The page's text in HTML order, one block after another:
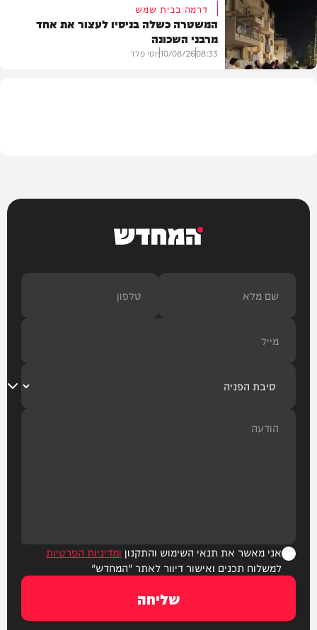
חדשות
דרמה בבית שמש
המשטרה כשלה בניסיו לעצור את אחד
מרבני השכונה
08:33
10/08/26יוסי פלד
המחדש
אני מאשר את תנאי השימוש והתקנון ומדיניות הפרטיות
למשלוח תכנים ואישור דיוור לאתר "המחדש"
שליחה